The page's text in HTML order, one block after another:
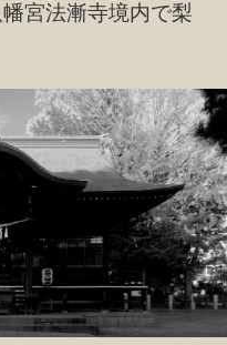
宮法漸寺境内で梨